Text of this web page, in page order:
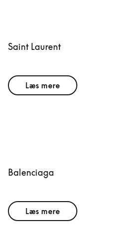
Saint Laurent
Læs mere
Balenciaga
Læs mere